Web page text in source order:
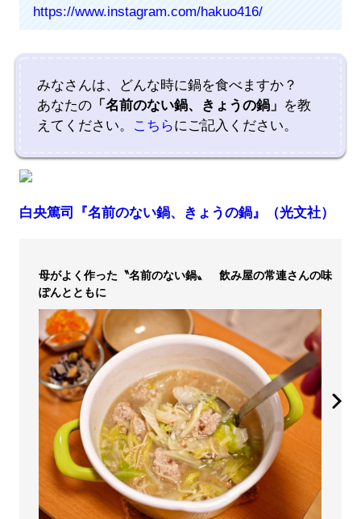
https://www.instagram.com/hakuo416/
みなさんは、どんな時に鍋を食べますか？
あなたの「名前のない鍋、きょうの鍋」 を教
えてください。
こちらにご記入ください。
白央篤司『名前のない鍋、きょうの鍋』（光文社）
母がよく作った〝名前のない鍋〟 飲み屋の常連さんの味
ぽんとともに